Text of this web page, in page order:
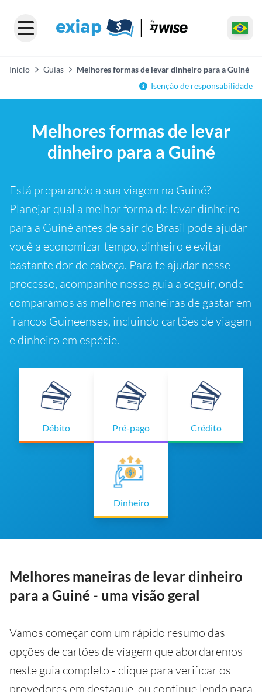
Início Guias
Melhores formas de levar dinheiro para a Guiné
Isenção de responsabilidade
Melhores formas de levar
dinheiro para a Guiné
Está preparando a sua viagem na Guiné?
Planejar qual a melhor forma de levar dinheiro
para a Guiné antes de sair do Brasil pode ajudar
você a economizar tempo, dinheiro e evitar
bastante dor de cabeça. Para te ajudar nesse
processo, acompanhe nosso guia a seguir, onde
comparamos as melhores maneiras de gastar em
francos Guineenses, incluindo cartões de viagem
e dinheiro em espécie.
Débito Pré-pago Crédito
Dinheiro
Melhores maneiras de levar dinheiro
para a Guiné - uma visão geral
Vamos começar com um rápido resumo das
opções de cartões de viagem que abordaremos
neste guia completo - clique para verificar os
provedores em destaque, ou continue lendo para